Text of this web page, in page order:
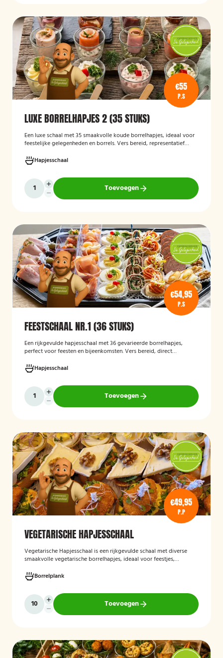
€55
P.S
LUXE BORRELHAPJES 2 (35 STUKS)
Een luxe schaal met 35 smaakvolle koude borrelhapjes, ideaal voor
feestelijke gelegenheden en borrels. Vers bereid, representatief
Hapjesschaal
Toevoegen
€54,95
P.S
FEESTSCHAAL NR.1 (36 STUKS)
Een rijkgevulde hapjesschaal met 36 gevarieerde borrelhapjes,
perfect voor feesten en bijeenkomsten. Vers bereid, direct
Hapjesschaal
Toevoegen
€49,95
P.P
VEGETARISCHE HAPJESSCHAAL
Vegetarische Hapjesschaal is een rijkgevulde schaal met diverse
smaakvolle vegetarische borrelhapjes, ideaal voor feestjes,
een gevarieerde selectie van vegetarische lekkernijen die direct
klaar zijn om te serveren en geschikt zijn voor gasten die bewust of
volledig vegetarisch eten.
Borrelplank
Toevoegen